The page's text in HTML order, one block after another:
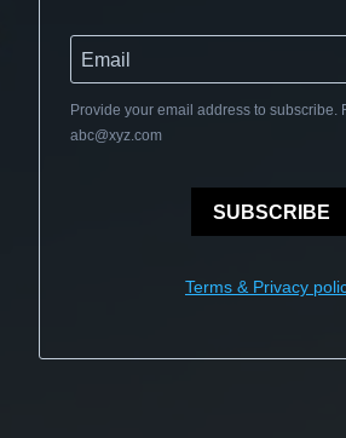
Provide your email address to subscribe.
abc@xyz.com
SUBSCRIBE
Terms & Privacy